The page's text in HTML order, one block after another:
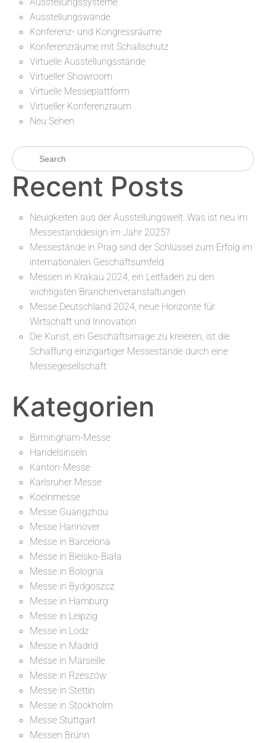
Ausstellungswände
Konferenz- und Kongressräume
Konferenzräume mit Schallschutz
Virtuelle Ausstellungsstände
Virtueller Showroom
Virtuelle Messeplattform
Virtueller Konferenzraum
Neu Sehen
Recent Posts
Neuigkeiten aus der Ausstellungswelt: Was ist neu im
Messestanddesign im Jahr 2025?
Messestände in Prag sind der Schlüssel zum Erfolg im
internationalen Geschäftsumfeld
Messen in Krakau 2024, ein Leitfaden zu den
wichtigsten Branchenveranstaltungen
Messe Deutschland 2024, neue Horizonte für
Wirtschaft und Innovation
Die Kunst, ein Geschäftsimage zu kreieren, ist die
Schaffung einzigartiger Messestände durch eine
Messegesellschaft
Kategorien
Birmingham-Messe
Handelsinseln
Kanton-Messe
Karlsruher Messe
Koelnmesse
Messe Guangzhou
Messe Hannover
Messe in Barcelona
Messe in Bielsko-Biała
Messe in Bologna
Messe in Bydgoszcz
Messe in Hamburg
Messe in Leipzig
Messe in Lodz
Messe in Madrid
Messe in Marseille
Messe in Rzeszów
Messe in Stettin
Messe in Stockholm
Messe Stuttgart
Messen Brünn